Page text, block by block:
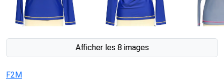
Afficher les 8 images
F2M